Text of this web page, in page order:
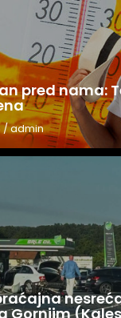
pred nama:
/admin
Gornjim